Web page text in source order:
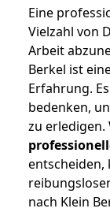
Eine
Vielzahl von
Arbeit
Berkel ist
Erfahrung.
bedenken,
zu erledigen.
entscheiden,
nach Klein